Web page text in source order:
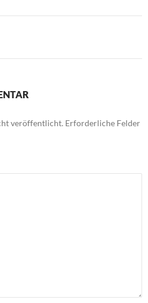
veröffentlicht. Erforderliche Felder